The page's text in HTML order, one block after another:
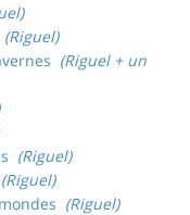
(Riguel)
(Riguel + un
(Riguel)
(Riguel)
(Riguel)